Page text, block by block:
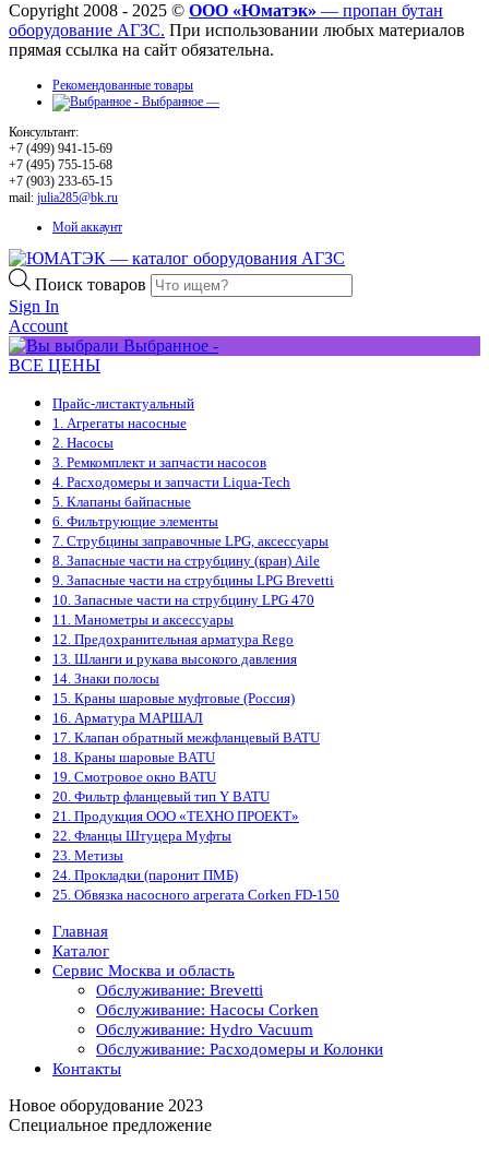
Copyright 2008 - 2025 © ООО «Юматэк» — пропан бутан
оборудование АГЗС. При использовании любых материалов
прямая ссылка на сайт обязательна.
Рекомендованные товары
Выбранное —
Консультант:
+7 (499) 941-15-69
+7 (495) 755-15-68
+7 (903) 233-65-15
mail: julia285@bk.ru
Мой аккаунт
Поиск товаров
Sign In
Account
Выбранное -
ВСЕ ЦЕНЫ
Прайс-листактуальный
1. Агрегаты насосные
2. Насосы
3. Ремкомплект и запчасти насосов
4. Расходомеры и запчасти Liqua-Tech
5. Клапаны байпасные
6. Фильтрующие элементы
7. Струбцины заправочные LPG, аксессуары
8. Запасные части на струбцину (кран) Aile
9. Запасные части на струбцины LPG Brevetti
10. Запасные части на струбцину LPG 470
11. Манометры и аксессуары
12. Предохранительная арматура Rego
13. Шланги и рукава высокого давления
14. Знаки полосы
15. Краны шаровые муфтовые (Россия)
16. Арматура МАРШАЛ
17. Клапан обратный межфланцевый BATU
18. Краны шаровые BATU
19. Смотровое окно BATU
20. Фильтр фланцевый тип Y BATU
21. Продукция ООО «ТЕХНО ПРОЕКТ»
22. Фланцы Штуцера Муфты
23. Метизы
24. Прокладки (паронит ПМБ)
25. Обвязка насосного агрегата Corken FD-150
Главная
Каталог
Сервис Москва и область
Обслуживание: Brevetti
Обслуживание: Насосы Corken
Обслуживание: Hydro Vacuum
Обслуживание: Расходомеры и Колонки
Контакты
Новое оборудование 2023
Специальное предложение